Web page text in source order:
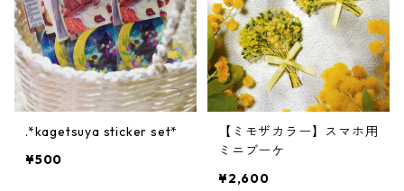
.*kagetsuya sticker set*
¥500
【ミモザカラー】スマホ用
ミニブーケ
¥2,600